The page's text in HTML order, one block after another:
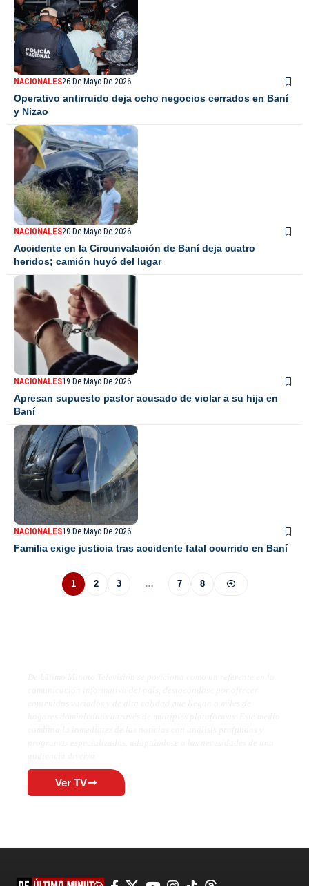
NACIONALES26 De Mayo De 2026
Operativo antirruido deja ocho negocios cerrados en Baní
y Nizao
NACIONALES20 De Mayo De 2026
Accidente en la Circunvalación de Baní deja cuatro
heridos; camión huyó del lugar
NACIONALES19 De Mayo De 2026
Apresan supuesto pastor acusado de violar a su hija en
Baní
NACIONALES19 De Mayo De 2026
Familia exige justicia tras accidente fatal ocurrido en Baní
1 2 3 … 7 8
Ver TV